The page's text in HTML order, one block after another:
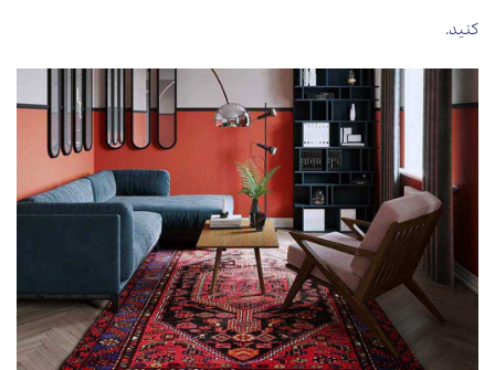
کنید.